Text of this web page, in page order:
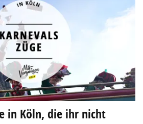
in Köln, die ihr nicht